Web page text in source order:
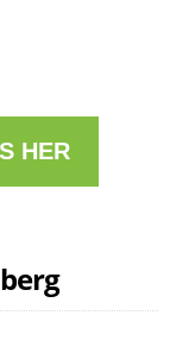
HER